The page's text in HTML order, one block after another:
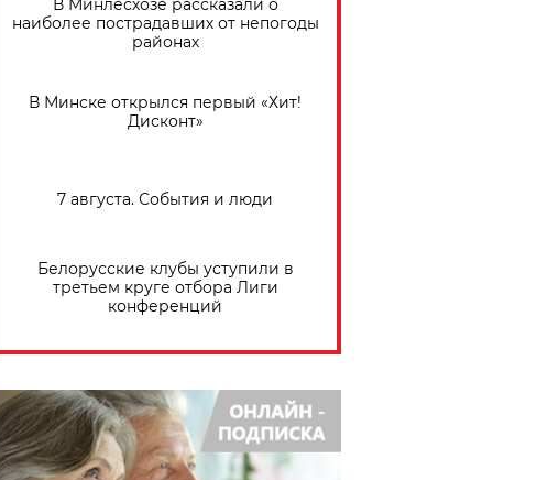
В Минлесхозе рассказали о
наиболее пострадавших от непогоды
районах
В Минске открылся первый «Хит!
Дисконт»
7 августа. События и люди
Белорусские клубы уступили в
третьем круге отбора Лиги
конференций